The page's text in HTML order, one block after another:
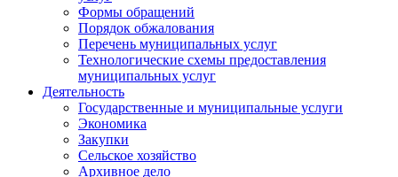
Формы обращений
Порядок обжалования
Перечень муниципальных услуг
Технологические схемы предоставления
муниципальных услуг
Деятельность
Государственные и муниципальные услуги
Экономика
Закупки
Сельское хозяйство
Архивное дело